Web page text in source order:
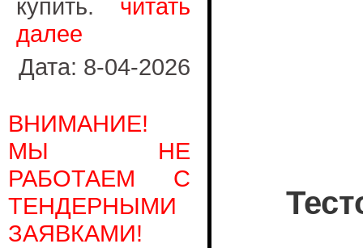
купить. читать
далее
Дата: 8-04-2026
ВНИМАНИЕ!
МЫ НЕ
РАБОТАЕМ С
ТЕНДЕРНЫМИ
ЗАЯВКАМИ!